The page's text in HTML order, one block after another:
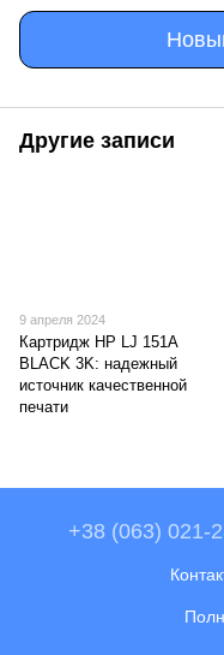
Другие записи
9 апреля 2024
Картридж HP LJ 151A
BLACK 3K: надежный
источник качественной
печати
+38 (063) 021-